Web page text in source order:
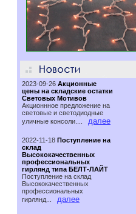
2023-09-26 Акционные
цены на складские остатки
Световых Мотивов
Акционнное предложение на
световые и светодиодные
уличные консоли....
далее
2022-11-18 Поступление на
склад
Высококачественных
профессиональных
гирлянд типа БЕЛТ-ЛАЙТ
Поступление на склад
Высококачественных
профессиональных
гирлянд...
далее